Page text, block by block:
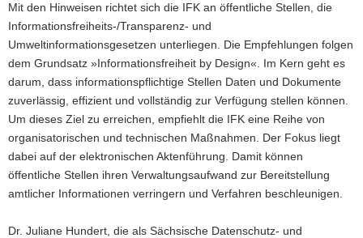
i
g
a
t
i
o
n
Mit den Hinweisen richtet sich die IFK an öffentliche Stellen, die
Informationsfreiheits-/Transparenz- und
Umweltinformationsgesetzen unterliegen. Die Empfehlungen folgen
dem Grundsatz »Informationsfreiheit by Design«. Im Kern geht es
darum, dass informationspflichtige Stellen Daten und Dokumente
zuverlässig, effizient und vollständig zur Verfügung stellen können.
Um dieses Ziel zu erreichen, empfiehlt die IFK eine Reihe von
organisatorischen und technischen Maßnahmen. Der Fokus liegt
dabei auf der elektronischen Aktenführung. Damit können
öffentliche Stellen ihren Verwaltungsaufwand zur Bereitstellung
amtlicher Informationen verringern und Verfahren beschleunigen.
Dr. Juliane Hundert, die als Sächsische Datenschutz- und